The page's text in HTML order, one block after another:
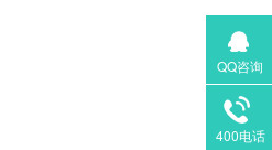
QQ咨询
400电话